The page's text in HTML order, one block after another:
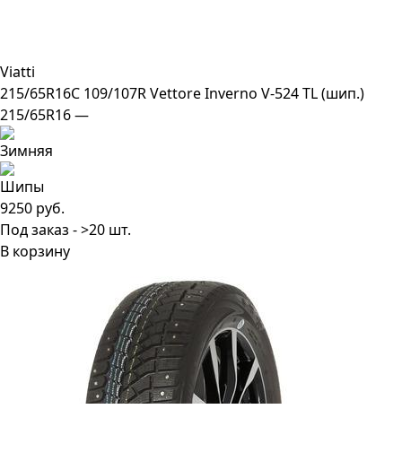
Viatti
215/65R16C 109/107R Vettore Inverno V-524 TL (шип.)
215/65R16 —
9250 руб.
Под заказ - >20 шт.
В корзину